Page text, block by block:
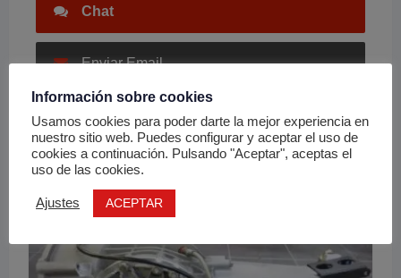
Chat
Enviar Email
Anuncios relacionados
Información sobre cookies
Usamos cookies para poder darte la mejor experiencia en
nuestro sitio web. Puedes configurar y aceptar el uso de
cookies a continuación. Pulsando "Aceptar", aceptas el
uso de las cookies.
Ajustes ACEPTAR